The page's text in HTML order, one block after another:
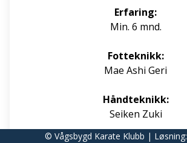
Erfaring:
Min. 6 mnd.
Fotteknikk:
Mae Ashi Geri
Håndteknikk:
Seiken Zuki
© Vågsbygd Karate Klubb | Løsning: